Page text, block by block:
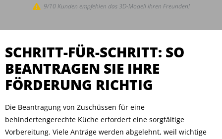
9/10 Kunden empfehlen das 3D-Modell ihren Freunden!
SCHRITT-FÜR-SCHRITT: SO
BEANTRAGEN SIE IHRE
FÖRDERUNG RICHTIG
Die Beantragung von Zuschüssen für eine
behindertengerechte Küche erfordert eine sorgfältige
Vorbereitung. Viele Anträge werden abgelehnt, weil wichtige